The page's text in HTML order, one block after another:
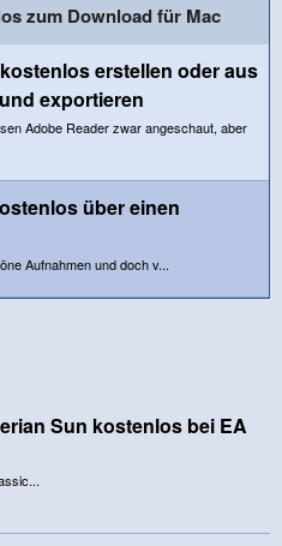
zum Download für Mac
erstellen oder aus
exportieren
Adobe Reader zwar angeschaut, aber
über einen
Aufnahmen und doch v...
Sun kostenlos bei EA